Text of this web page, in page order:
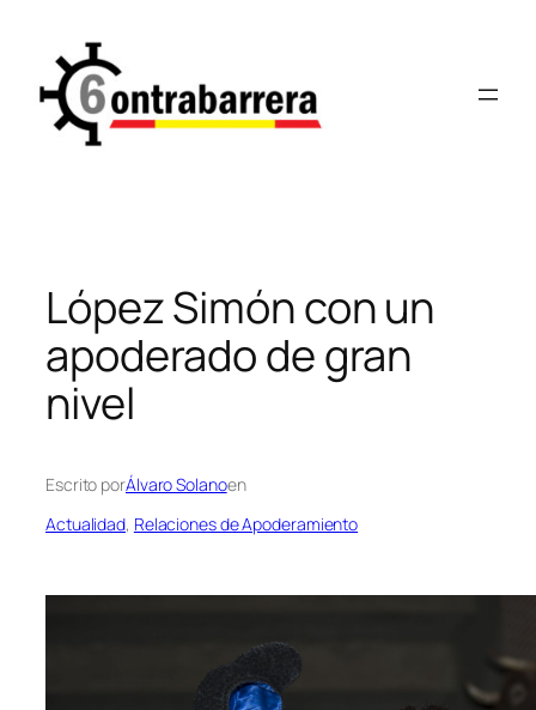
contenido
López Simón con un
apoderado de gran
nivel
Escrito porÁlvaro Solanoen
Actualidad, Relaciones de Apoderamiento